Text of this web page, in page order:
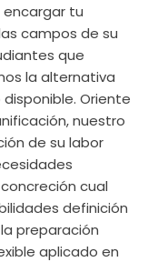
tu
campos de su
que
la alternativa
Oriente
nuestro
de su labor
cual
definición
preparación
aplicado en